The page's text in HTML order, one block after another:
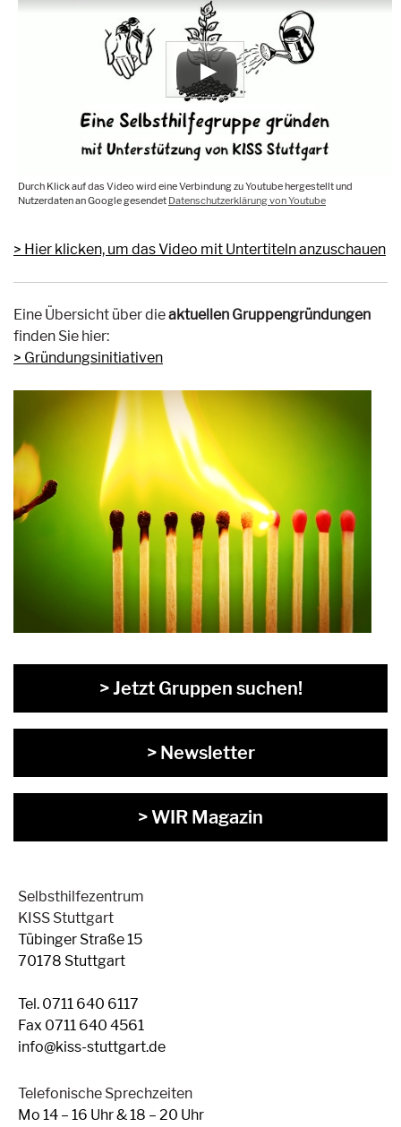
Durch Klick auf das Video wird eine Verbindung zu Youtube hergestellt und
Nutzerdaten an Google gesendet Datenschutzerklärung von Youtube
Hier klicken, um das Video mit Untertiteln anzuschauen
Eine Übersicht über dieaktuellen Gruppengründungen
finden Sie hier:
Gründungsinitiativen
> Jetzt Gruppen suchen!
> Newsletter
> WIR Magazin
Selbsthilfezentrum
KISS Stuttgart
Tübinger Straße 15
70178 Stuttgart
Tel. 0711 640 6117
Fax 0711 640 4561
info@kiss-stuttgart.de
Telefonische Sprechzeiten
Mo 14 – 16 Uhr & 18 – 20 Uhr